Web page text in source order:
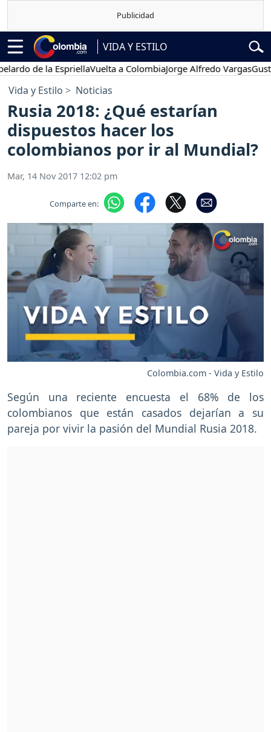
VIDA Y ESTILO
de la EspriellaVuelta a ColombiaJorge Alfredo VargasGustavo
Vida y Estilo Noticias
Rusia 2018: ¿Qué estarían
dispuestos hacer los
colombianos por ir al Mundial?
Mar, 14 Nov 2017 12:02 pm
Comparte en:
Colombia.com - Vida y Estilo
Según una reciente encuesta el 68% de los
colombianos que están casados dejarían a su
pareja por vivir la pasión del Mundial Rusia 2018.